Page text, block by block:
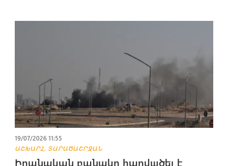
19/07/2026 11:55
ԱՇԽԱՐՀ, ՏԱՐԱԾԱՇՐՋԱՆ
Իրանական բանակը հարվшծել է